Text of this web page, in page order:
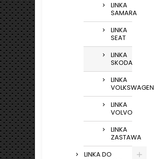
LINKA
SAMARA
LINKA
SEAT
LINKA
SKODA
LINKA
VOLKSWAGEN
LINKA
VOLVO
LINKA
ZASTAWA
LINKA DO